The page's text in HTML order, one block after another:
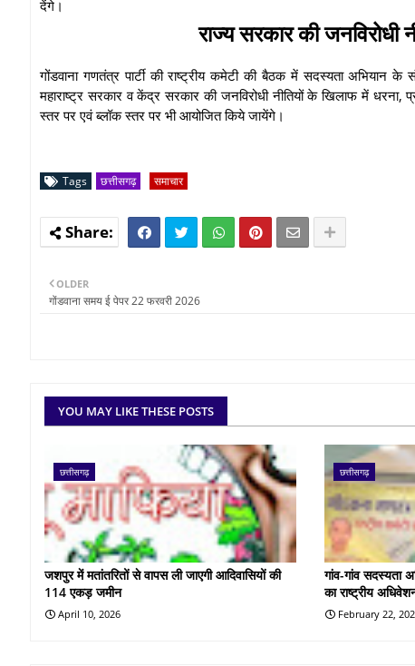
देंगे।
राज्य सरकार की
गोंडवाना गणतंत्र पार्टी की राष्ट्रीय कमेटी की बैठक में सदस्यता
महाराष्ट्र सरकार व केंद्र सरकार की जनविरोधी नीतियों के खिलाफ में
स्तर पर एवं ब्लॉक स्तर पर भी आयोजित किये जायेंगे।
Tags छत्तीसगढ़ समाचार
OLDER
गोंडवाना समय ई पेपर 22 फरवरी 2026
YOU MAY LIKE THESE POSTS
छत्तीसगढ़
जशपुर में मतांतरितों से वापस ली जाएगी आदिवासियों की
114 एकड़ जमीन
April 10, 2026
छत्तीसगढ़
गांव-गांव सदस्यता
का राष्ट्रीय
February 22,